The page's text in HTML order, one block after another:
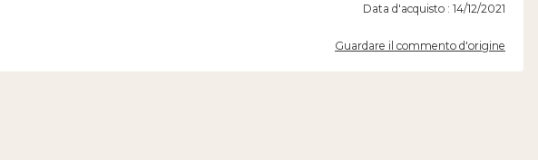
Data d'acquisto : 14/12/2021
Guardare il commento d'origine